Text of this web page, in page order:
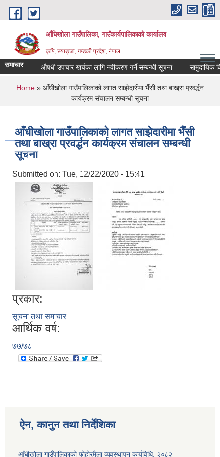
Skip to main content
आँधिखोला गाउँपालिका, गाउँकार्यपालिकाको कार्यालय
कृषि, स्याङ्जा, गण्डकी प्रदेश, नेपाल
समाचार औषधी उपचार खर्चका लागि नवीकरण गर्ने सम्बन्धी सूचना सामुदायिक
You are here
Home » आँधीखोला गाउँपालिकाको लागत साझेदारीमा भैँसी तथा बाख्रा प्रवर्द्धन
कार्यक्रम संचालन सम्बन्धी सूचना
आँधीखोला गाउँपालिकाको लागत साझेदारीमा भैँसी
तथा बाख्रा प्रवर्द्धन कार्यक्रम संचालन सम्बन्धी
सूचना
Submitted on: Tue, 12/22/2020 - 15:41
प्रकार:
सूचना तथा समाचार
आर्थिक वर्ष:
७७/७८
ऐन, कानुन तथा निर्देशिका
आँधीखोला गाउँपालिकाको फोहोरमैला व्यवस्थापन कार्यविधि, २०८२